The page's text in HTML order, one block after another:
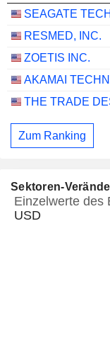
RESMED, INC.
ZOETIS INC.
THE TRADE
Zum Ranking
Sektoren-
Einzelwerte des
USD